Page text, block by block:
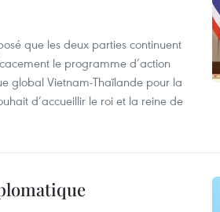
que les deux parties continuent
le programme d’action
global Vietnam-Thaïlande pour la
d’accueillir le roi et la reine de